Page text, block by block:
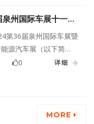
汽车文化的平台。现
们一起回顾这场精彩绝
，总结其中的亮点与收
州国际车展十一启
第36届泉州国际车展暨
源汽车展（以下简
国际车展"）将于10月1
0 详细
MORE